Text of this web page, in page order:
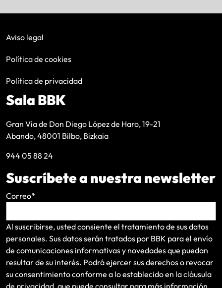
Aviso legal
Política de cookies
Política de privacidad
Sala BBK
Gran Vía de Don Diego López de Haro, 19-21
Abando, 48001 Bilbo, Bizkaia
944 05 88 24
Suscríbete a nuestra newsletter
Correo*
Al suscribirse, usted consiente el tratamiento de sus datos
personales. Sus datos serán tratados por BBK para el envío
de comunicaciones informativas y novedades que puedan
resultar de su interés. Podrá ejercer sus derechos o revocar
su consentimiento conforme a lo establecido en lacláusula
de privacidad , que puede consultar para más información.